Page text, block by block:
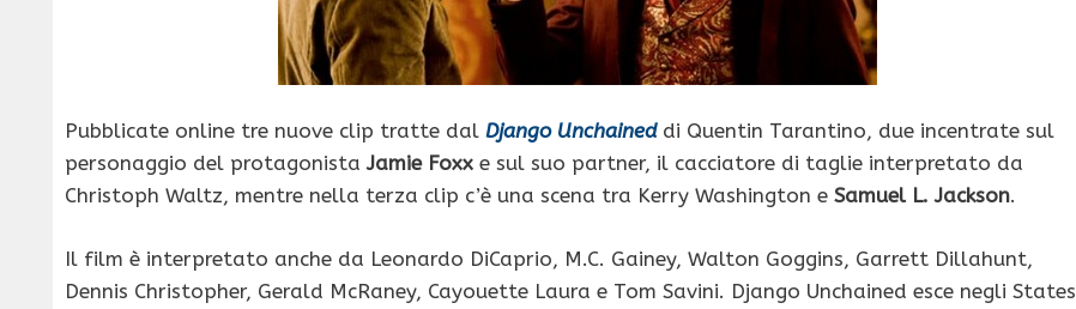
Pubblicate online tre nuove clip tratte dal Django Unchaineddi Quentin Tarantino, due incentrate sul
personaggio del protagonistaJamie Foxx e sul suo partner, il cacciatore di taglie interpretato da
Christoph Waltz, mentre nella terza clip c’è una scena tra Kerry Washington e Samuel L. Jackson.
Il film è interpretato anche da Leonardo DiCaprio, M.C. Gainey, Walton Goggins, Garrett Dillahunt,
Dennis Christopher, Gerald McRaney, Cayouette Laura e Tom Savini. Django Unchained esce negli States